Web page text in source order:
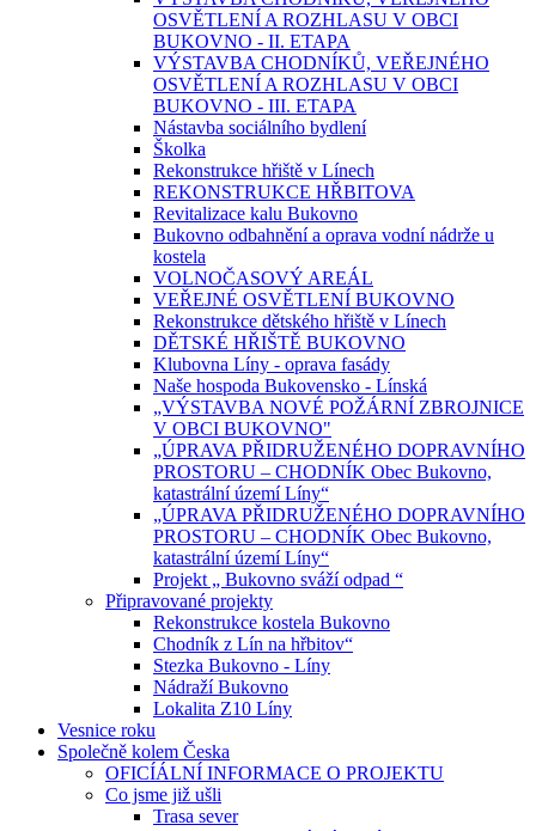
OSVĚTLENÍ A ROZHLASU V OBCI
BUKOVNO - II. ETAPA
VÝSTAVBA CHODNÍKŮ, VEŘEJNÉHO
OSVĚTLENÍ A ROZHLASU V OBCI
BUKOVNO - III. ETAPA
Nástavba sociálního bydlení
Školka
Rekonstrukce hřiště v Línech
REKONSTRUKCE HŘBITOVA
Revitalizace kalu Bukovno
Bukovno odbahnění a oprava vodní nádrže u
kostela
VOLNOČASOVÝ AREÁL
VEŘEJNÉ OSVĚTLENÍ BUKOVNO
Rekonstrukce dětského hřiště v Línech
DĚTSKÉ HŘIŠTĚ BUKOVNO
Klubovna Líny - oprava fasády
Naše hospoda Bukovensko - Línská
„VÝSTAVBA NOVÉ POŽÁRNÍ ZBROJNICE
V OBCI BUKOVNO"
„ÚPRAVA PŘIDRUŽENÉHO DOPRAVNÍHO
PROSTORU – CHODNÍK Obec Bukovno,
katastrální území Líny“
„ÚPRAVA PŘIDRUŽENÉHO DOPRAVNÍHO
PROSTORU – CHODNÍK Obec Bukovno,
katastrální území Líny“
Projekt „ Bukovno sváží odpad “
Připravované projekty
Rekonstrukce kostela Bukovno
Chodník z Lín na hřbitov“
Stezka Bukovno - Líny
Nádraží Bukovno
Lokalita Z10 Líny
Vesnice roku
Společně kolem Česka
OFICÍÁLNÍ INFORMACE O PROJEKTU
Co jsme již ušli
Trasa sever